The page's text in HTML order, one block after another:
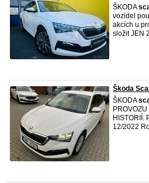
ŠKODA
vozidel
akcích u
složit JEN
Škoda
ŠKODA
HISTORIÍ.
12/2022